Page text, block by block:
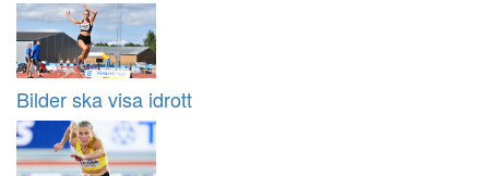
Bilder ska visa idrott